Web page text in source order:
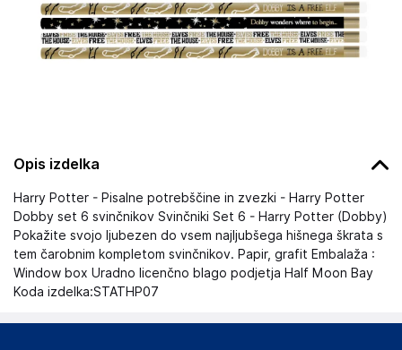
Opis izdelka
Harry Potter - Pisalne potrebščine in zvezki - Harry Potter
Dobby set 6 svinčnikov Svinčniki Set 6 - Harry Potter (Dobby)
Pokažite svojo ljubezen do vsem najljubšega hišnega škrata s
tem čarobnim kompletom svinčnikov. Papir, grafit Embalaža :
Window box Uradno licenčno blago podjetja Half Moon Bay
Koda izdelka:STATHP07